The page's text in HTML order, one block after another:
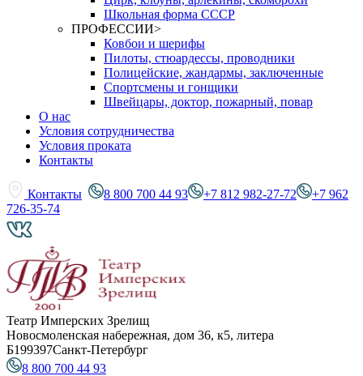
Школьная форма СССР
ПРОФЕССИИ>
Ковбои и шерифы
Пилоты, стюардессы, проводники
Полицейские, жандармы, заключенные
Спортсмены и гонщики
Швейцары, доктор, пожарный, повар
О нас
Условия сотрудничества
Условия проката
Контакты
Контакты 8 800 700 44 93 +7 812 982-27-72
+7 962
726-35-74
Театр Имперских Зрелищ
Новосмоленская набережная, дом 36, к5, литера
Б199397Санкт-Петербург
8 800 700 44 93